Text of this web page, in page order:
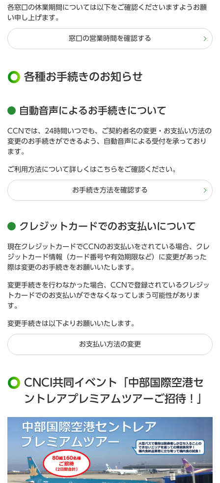
各窓口の休業期間については以下をご確認くださいますようお願
い申し上げます。
窓口の営業時間を確認する
各種お手続きのお知らせ
自動音声によるお手続きについて
CCNでは、24時間いつでも、ご契約者名の変更・お支払い方法の
変更のお手続きができるよう、自動音声による受付を承っており
ます。
ご利用方法について詳しくはこちらをご確認ください。
お手続き方法を確認する
クレジットカードでのお支払いについて
現在クレジットカードでCCNのお支払いをされている場合、クレ
ジットカード情報（カード番号や有効期限など）に変更があった
際は変更のお手続きをお願いいたします。
変更手続きを行わなかった場合、CCNで登録されているクレジッ
トカードでのお支払いができなくなってしまう可能性がありま
す。
変更手続きは以下よりお願いいたします。
お支払い方法の変更
CNCI共同イベント「中部国際空港セ
ントレアプレミアムツアーご招待！」